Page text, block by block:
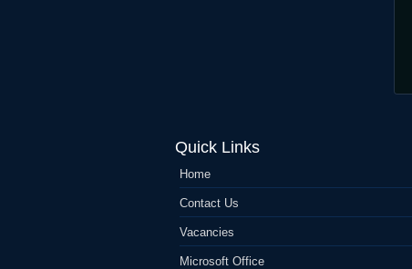
Quick Links
Home
Contact Us
Vacancies
Microsoft Office